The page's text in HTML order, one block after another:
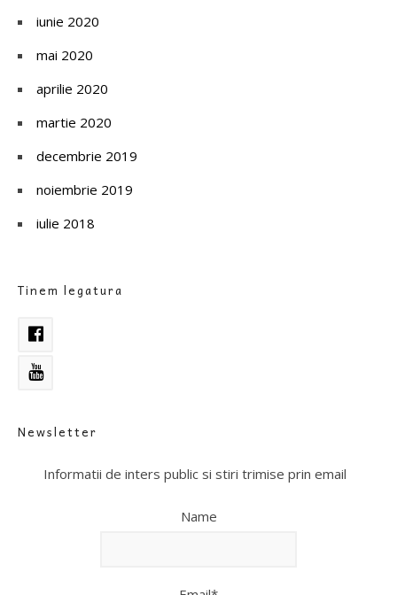
iunie 2020
mai 2020
aprilie 2020
martie 2020
decembrie 2019
noiembrie 2019
iulie 2018
Tinem legatura
Newsletter
Informatii de inters public si stiri trimise prin email
Name